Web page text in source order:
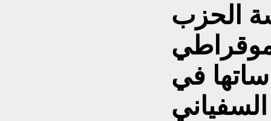
الحزب
في
السفياني